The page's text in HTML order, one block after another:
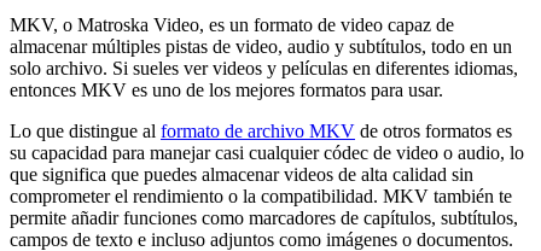
MKV, o Matroska Video, es un formato de video capaz de
almacenar múltiples pistas de video, audio y subtítulos, todo en un
solo archivo. Si sueles ver videos y películas en diferentes idiomas,
entonces MKV es uno de los mejores formatos para usar.
Lo que distingue al formato de archivo MKV de otros formatos es
su capacidad para manejar casi cualquier códec de video o audio, lo
que significa que puedes almacenar videos de alta calidad sin
comprometer el rendimiento o la compatibilidad. MKV también te
permite añadir funciones como marcadores de capítulos, subtítulos,
campos de texto e incluso adjuntos como imágenes o documentos.